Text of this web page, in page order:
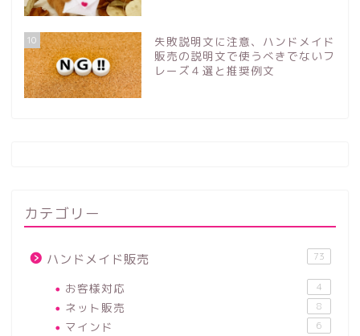
10
失敗説明文に注意、ハンドメイド
販売の説明文で使うべきでないフ
レーズ４選と推奨例文
カテゴリー
ハンドメイド販売 73
お客様対応 4
ネット販売 8
マインド 6